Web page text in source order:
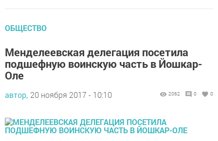
ОБЩЕСТВО
Менделеевская делегация посетила
подшефную воинскую часть в Йошкар-
Оле
автор, 20 ноября 2017 - 10:10 2062 0 0